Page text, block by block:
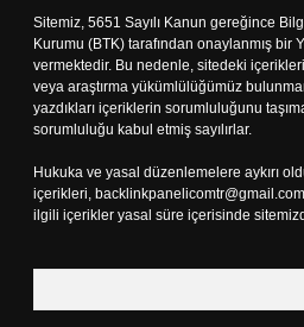
Sitemiz, 5651 Sayılı Kanun gereğince
Kurumu (BTK) tarafından onaylanmış bir
vermektedir. Bu nedenle, sitedeki
veya araştırma yükümlülüğümüz
yazdıkları içeriklerin sorumluluğunu
sorumluluğu kabul etmiş sayılırlar.
Hukuka ve yasal düzenlemelere aykırı
içerikleri, backlinkpanelicomtr@gmail.com
ilgili içerikler yasal süre içerisinde